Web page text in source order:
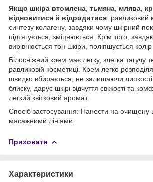
Якщо шкіра втомлена, тьмяна, млява,
відновитися й відродитися: равликовий
синтезу колагену, завдяки чому шкірний
підтягується, зміцнюється. Крім того,
вирівнюється тон шкіри, поліпшується колір
Білосніжний крем має легку, злегка тягучу
равликовій косметиці. Крем легко
швидко вбирається, не залишаючи
блиску, дарує шкірі відчуття свіжості та
легкий квітковий аромат.
Спосіб застосування: Нанести на очищену
масажними лініями.
Приховати
Характеристики